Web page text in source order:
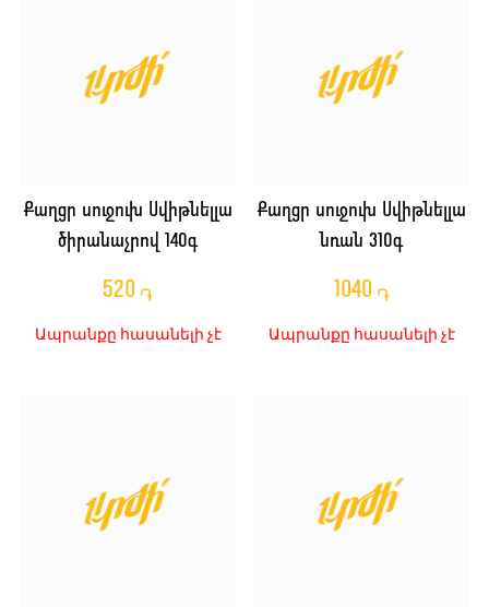
Քաղցր սուջուխ Սվիթնելլա
ծիրանաչրով 140գ
520 ֏
Ապրանքը հասանելի չէ
Քաղցր սուջուխ Սվիթնելլա
նռան 310գ
1040 ֏
Ապրանքը հասանելի չէ